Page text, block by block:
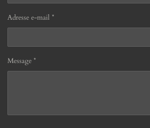
Adresse e-mail *
Message *